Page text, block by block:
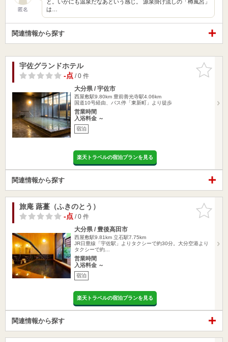
匿名
と。いかにも温泉だなあという感じ。 源泉掛け流しの「樽風呂」
は…
関連情報から探す
お気に入
りに追加
宇佐グランドホテル
-点/ 0 件
大分県 / 宇佐市
西屋敷駅9.80km 豊前善光寺駅4.06km
国道10号経由、バス停「東新町」より徒歩
営業時間
入浴料金 ～
宿泊
楽天トラベルの宿泊プランを見る
関連情報から探す
お気に入
りに追加
旅庵 蕗薹（ふきのとう）
-点/ 0 件
大分県 / 豊後高田市
西屋敷駅9.81km 立石駅7.75km
JR日豊線「宇佐駅」よりタクシーで約30分。大分空港より
タクシーで約…
営業時間
入浴料金 ～
宿泊
楽天トラベルの宿泊プランを見る
関連情報から探す